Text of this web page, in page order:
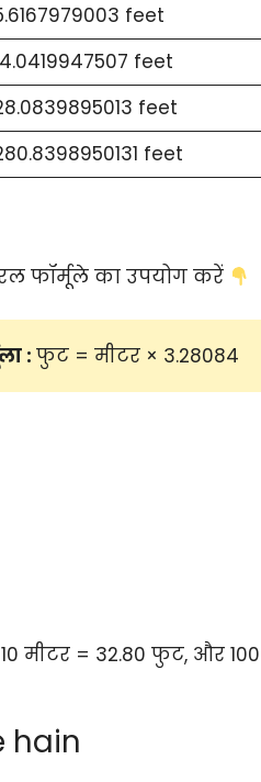
feet
feet
feet
feet
फॉर्मूले का उपयोग करें
: फुट = मीटर × 3.28084
मीटर = 32.80 फुट, और
hain